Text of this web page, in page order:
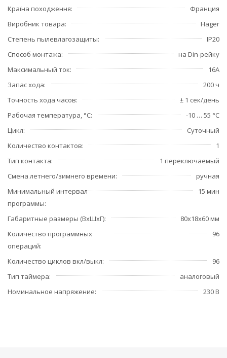
Країна походження
Франция
Виробник товара
Hager
Степень пылевлагозащиты
IP20
Способ монтажа
на Din-рейку
Максимальный ток
16А
Запас хода
200 ч
Точность хода часов
± 1 сек/день
Рабочая температура, °С
-10 … 55 °C
Цикл
Суточный
Количество контактов
1
Тип контакта
1 переключаемый
Смена летнего/зимнего времени
ручная
Минимальный интервал
программы
15 мин
Габаритные размеры (ВхШхГ)
80х18х60 мм
Количество программных
операций
96
Количество циклов вкл/выкл
96
Тип таймера
аналоговый
Номинальное напряжение
230 В